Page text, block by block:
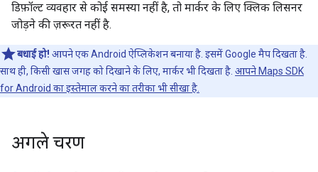
डिफ़ॉल्ट व्यवहार से कोई समस्या नहीं है, तो मार्कर के लिए क्लिक लिसनर
जोड़ने की ज़रूरत नहीं है.
बधाई हो! आपने एक Android ऐप्लिकेशन बनाया है. इसमें Google मैप दिखता है.
साथ ही, किसी खास जगह को दिखाने के लिए, मार्कर भी दिखता है. आपने Maps SDK
for Android का इस्तेमाल करने का तरीका भी सीखा है.
अगले चरण